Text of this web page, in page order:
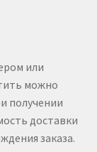
или
можно
получении
доставки
заказа.